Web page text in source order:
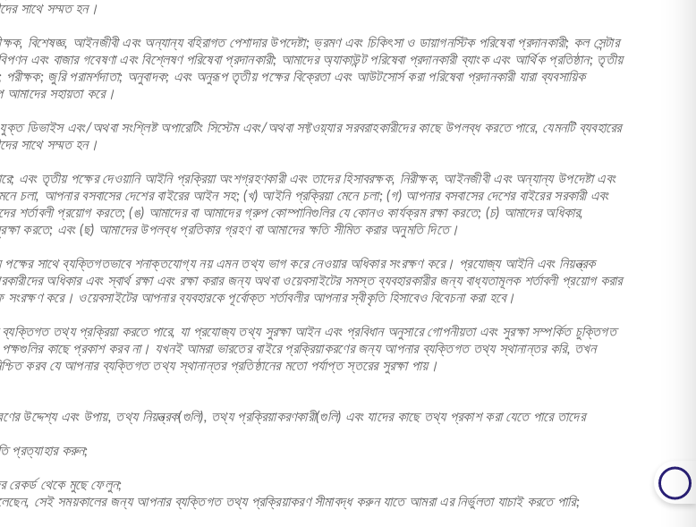
সাথে সম্মত হন।
বিশেষজ্ঞ, আইনজীবী এবং অন্যান্য বহিরাগত পেশাদার উপদেষ্টা; ভ্রমণ এবং চিকিৎসা ও ডায়াগনস্টিক পরিষেবা প্রদানকারী; কল সেন্টার
এবং বাজার গবেষণা এবং বিশ্লেষণ পরিষেবা প্রদানকারী; আমাদের অ্যাকাউন্ট পরিষেবা প্রদানকারী ব্যাংক এবং আর্থিক প্রতিষ্ঠান; তৃতীয়
জুরি পরামর্শদাতা; অনুবাদক; এবং অনুরূপ তৃতীয় পক্ষের বিক্রেতা এবং আউটসোর্স করা পরিষেবা প্রদানকারী যারা ব্যবসায়িক
আমাদের সহায়তা করে।
এবং/অথবা সংশ্লিষ্ট অপারেটিং সিস্টেম এবং/অথবা সফ্টওয়্যার সরবরাহকারীদের কাছে উপলব্ধ করতে পারে, যেমনটি ব্যবহারের
সাথে সম্মত হন।
তৃতীয় পক্ষের দেওয়ানি আইনি প্রক্রিয়া অংশগ্রহণকারী এবং তাদের হিসাবরক্ষক, নিরীক্ষক, আইনজীবী এবং অন্যান্য উপদেষ্টা এবং
আপনার বসবাসের দেশের বাইরের আইন সহ; (খ) আইনি প্রক্রিয়া মেনে চলা; (গ) আপনার বসবাসের দেশের বাইরের সরকারী এবং
শর্তাবলী প্রয়োগ করতে; (ঙ) আমাদের বা আমাদের গ্রুপ কোম্পানিগুলির যে কোনও কার্যক্রম রক্ষা করতে; (চ) আমাদের অধিকার,
করতে; এবং (ছ) আমাদের উপলব্ধ প্রতিকার গ্রহণ বা আমাদের ক্ষতি সীমিত করার অনুমতি দিতে।
পক্ষের সাথে ব্যক্তিগতভাবে শনাক্তযোগ্য নয় এমন তথ্য ভাগ করে নেওয়ার অধিকার সংরক্ষণ করে। প্রযোজ্য আইনি এবং নিয়ন্ত্রক
অধিকার এবং স্বার্থ রক্ষা এবং রক্ষা করার জন্য অথবা ওয়েবসাইটের সমস্ত ব্যবহারকারীর জন্য বাধ্যতামূলক শর্তাবলী প্রয়োগ করার
করে। ওয়েবসাইটের আপনার ব্যবহারকে পূর্বোক্ত শর্তাবলীর আপনার স্বীকৃতি হিসাবেও বিবেচনা করা হবে।
তথ্য প্রক্রিয়া করতে পারে, যা প্রযোজ্য তথ্য সুরক্ষা আইন এবং প্রবিধান অনুসারে গোপনীয়তা এবং সুরক্ষা সম্পর্কিত চুক্তিগত
কাছে প্রকাশ করব না। যখনই আমরা ভারতের বাইরে প্রক্রিয়াকরণের জন্য আপনার ব্যক্তিগত তথ্য স্থানান্তর করি, তখন
করব যে আপনার ব্যক্তিগত তথ্য স্থানান্তর প্রতিষ্ঠানের মতো পর্যাপ্ত স্তরের সুরক্ষা পায়।
এবং উপায়, তথ্য নিয়ন্ত্রক(গুলি), তথ্য প্রক্রিয়াকরণকারী(গুলি) এবং যাদের কাছে তথ্য প্রকাশ করা যেতে পারে তাদের
প্রত্যাহার করুন;
রেকর্ড থেকে মুছে ফেলুন;
সেই সময়কালের জন্য আপনার ব্যক্তিগত তথ্য প্রক্রিয়াকরণ সীমাবদ্ধ করুন যাতে আমরা এর নির্ভুলতা যাচাই করতে পারি;